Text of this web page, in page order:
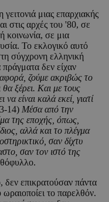
μιας επαρχιακής
στις αρχές του '80, σε
κοινωνία, σε μια
Το εκλογικό αυτό
σύγχρονη ελληνική
πράγματα δεν είχαν
ζούμε ακριβώς το
ξέρει. Και με τους
είναι καλά εκεί, γιατί
14) Μέσα από την
της εποχής, όπως,
αλλά και το πλέγμα
σαν δίχτυ
σαν τον ιστό της
δεν επικρατούσαν πάντα
ωραιοποίει το παρελθόν.